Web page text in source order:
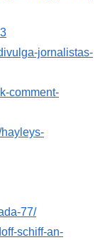
jornalistas-
comment-
77/
schiff-an-